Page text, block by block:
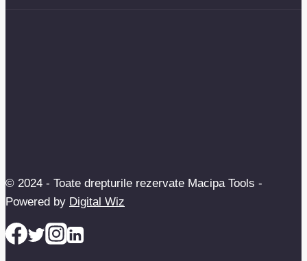
© 2024 - Toate drepturile rezervate Macipa Tools -
Powered by Digital Wiz